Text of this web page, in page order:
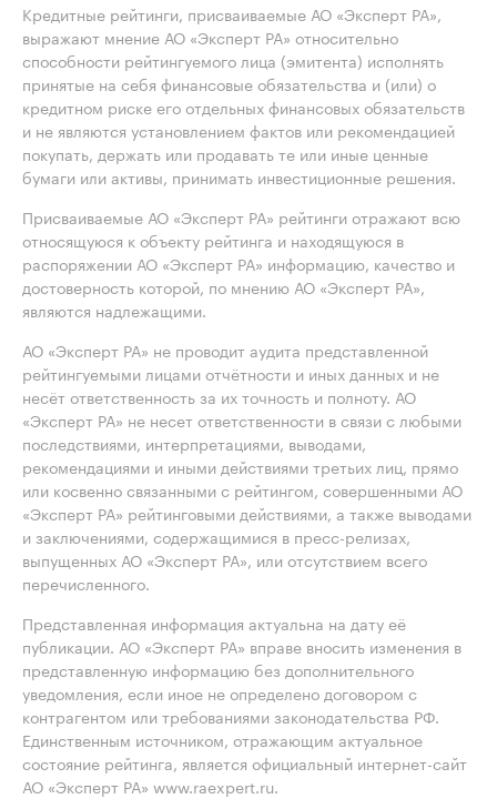
Кредитные рейтинги, присваиваемые АО «Эксперт РА»,
выражают мнение АО «Эксперт РА» относительно
способности рейтингуемого лица (эмитента) исполнять
принятые на себя финансовые обязательства и (или) о
кредитном риске его отдельных финансовых обязательств
и не являются установлением фактов или рекомендацией
покупать, держать или продавать те или иные ценные
бумаги или активы, принимать инвестиционные решения.
Присваиваемые АО «Эксперт РА» рейтинги отражают всю
относящуюся к объекту рейтинга и находящуюся в
распоряжении АО «Эксперт РА» информацию, качество и
достоверность которой, по мнению АО «Эксперт РА»,
являются надлежащими.
АО «Эксперт РА» не проводит аудита представленной
рейтингуемыми лицами отчётности и иных данных и не
несёт ответственность за их точность и полноту. АО
«Эксперт РА» не несет ответственности в связи с любыми
последствиями, интерпретациями, выводами,
рекомендациями и иными действиями третьих лиц, прямо
или косвенно связанными с рейтингом, совершенными АО
«Эксперт РА» рейтинговыми действиями, а также выводами
и заключениями, содержащимися в пресс-релизах,
выпущенных АО «Эксперт РА», или отсутствием всего
перечисленного.
Представленная информация актуальна на дату её
публикации. АО «Эксперт РА» вправе вносить изменения в
представленную информацию без дополнительного
уведомления, если иное не определено договором с
контрагентом или требованиями законодательства РФ.
Единственным источником, отражающим актуальное
состояние рейтинга, является официальный интернет-сайт
АО «Эксперт РА» www.raexpert.ru.